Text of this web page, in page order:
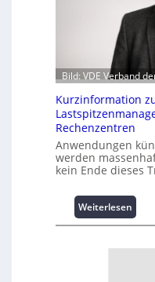
Bild: VDE Verband
Kurzinformation
Rechenzentren
Anwendungen
werden
kein Ende dieses
Weiterlesen
K
r